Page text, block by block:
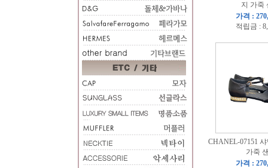
지 가죽
가격 :
적립금 :
CHANEL-07151
가죽
가격 :